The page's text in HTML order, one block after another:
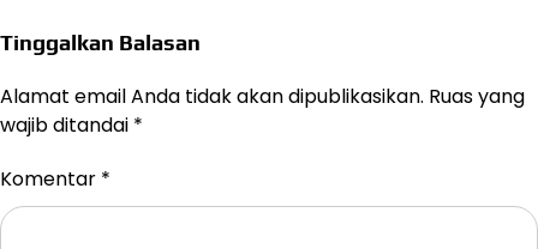
Tinggalkan Balasan
Alamat email Anda tidak akan dipublikasikan. Ruas yang
wajib ditandai *
Komentar *